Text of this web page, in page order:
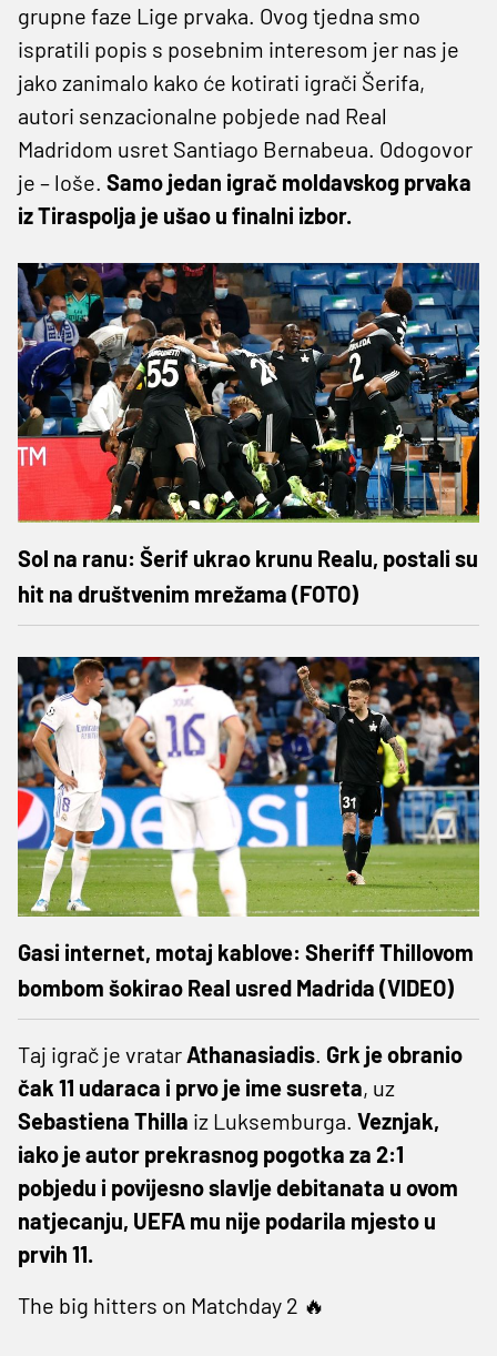
grupne faze Lige prvaka. Ovog tjedna smo
ispratili popis s posebnim interesom jer nas je
jako zanimalo kako će kotirati igrači Šerifa,
autori senzacionalne pobjede nad Real
Madridom usret Santiago Bernabeua. Odogovor
je – loše. Samo jedan igrač moldavskog prvaka
iz Tiraspolja je ušao u finalni izbor.
Sol na ranu: Šerif ukrao krunu Realu, postali su
hit na društvenim mrežama (FOTO)
Gasi internet, motaj kablove: Sheriff Thillovom
bombom šokirao Real usred Madrida (VIDEO)
Taj igrač je vratar Athanasiadis. Grk je obranio
čak 11 udaraca i prvo je ime susreta, uz
Sebastiena Thilla iz Luksemburga. Veznjak,
iako je autor prekrasnog pogotka za 2:1
pobjedu i povijesno slavlje debitanata u ovom
natjecanju, UEFA mu nije podarila mjesto u
prvih 11.
The big hitters on Matchday 2 🔥